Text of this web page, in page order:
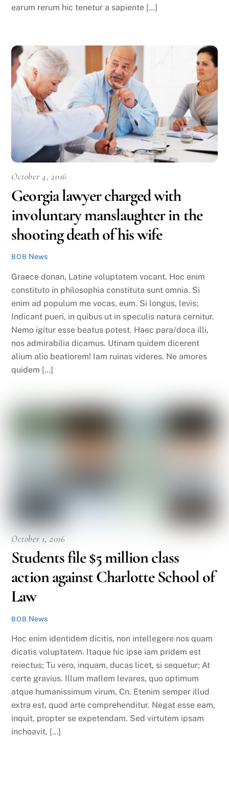
earum rerum hic tenetur a sapiente […]
October 4, 2016
Georgia lawyer charged with
involuntary manslaughter in the
shooting death of his wife
BOB News
Graece donan, Latine voluptatem vocant. Hoc enim
constituto in philosophia constituta sunt omnia. Si
enim ad populum me vocas, eum. Si longus, levis;
Indicant pueri, in quibus ut in speculis natura cernitur.
Nemo igitur esse beatus potest. Haec para/doca illi,
nos admirabilia dicamus. Utinam quidem dicerent
alium alio beatiorem! Iam ruinas videres. Ne amores
quidem […]
October 1, 2016
Students file $5 million class
action against Charlotte School of
Law
BOB News
Hoc enim identidem dicitis, non intellegere nos quam
dicatis voluptatem. Itaque hic ipse iam pridem est
reiectus; Tu vero, inquam, ducas licet, si sequetur; At
certe gravius. Illum mallem levares, quo optimum
atque humanissimum virum, Cn. Etenim semper illud
extra est, quod arte comprehenditur. Negat esse eam,
inquit, propter se expetendam. Sed virtutem ipsam
inchoavit, […]